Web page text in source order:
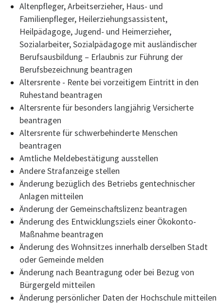
Altenpfleger, Arbeitserzieher, Haus- und
Familienpfleger, Heilerziehungsassistent,
Heilpädagoge, Jugend- und Heimerzieher,
Sozialarbeiter, Sozialpädagoge mit ausländischer
Berufsausbildung – Erlaubnis zur Führung der
Berufsbezeichnung beantragen
Altersrente - Rente bei vorzeitigem Eintritt in den
Ruhestand beantragen
Altersrente für besonders langjährig Versicherte
beantragen
Altersrente für schwerbehinderte Menschen
beantragen
Amtliche Meldebestätigung ausstellen
Andere Strafanzeige stellen
Änderung bezüglich des Betriebs gentechnischer
Anlagen mitteilen
Änderung der Gemeinschaftslizenz beantragen
Änderung des Entwicklungsziels einer Ökokonto-
Maßnahme beantragen
Änderung des Wohnsitzes innerhalb derselben Stadt
oder Gemeinde melden
Änderung nach Beantragung oder bei Bezug von
Bürgergeld mitteilen
Änderung persönlicher Daten der Hochschule mitteilen